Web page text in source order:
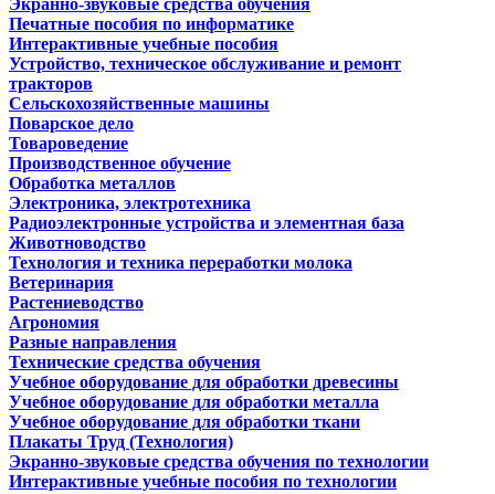
Экранно-звуковые средства обучения
Печатные пособия по информатике
Интерактивные учебные пособия
Устройство, техническое обслуживание и ремонт
тракторов
Сельскохозяйственные машины
Поварское дело
Товароведение
Производственное обучение
Обработка металлов
Электроника, электротехника
Радиоэлектронные устройства и элементная база
Животноводство
Технология и техника переработки молока
Ветеринария
Растениеводство
Агрономия
Разные направления
Технические средства обучения
Учебное оборудование для обработки древесины
Учебное оборудование для обработки металла
Учебное оборудование для обработки ткани
Плакаты Труд (Технология)
Экранно-звуковые средства обучения по технологии
Интерактивные учебные пособия по технологии